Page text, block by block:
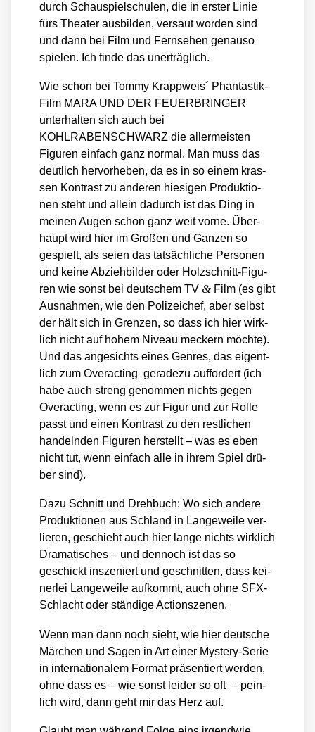
durch Schau­spiel­schu­len, die in ers­ter Linie
fürs Thea­ter aus­bil­den, ver­saut wor­den sind
und dann bei Film und Fern­se­hen genau­so
spie­len. Ich fin­de das uner­träg­lich.
Wie schon bei Tom­my Krapp­weis´ Phan­tas­tik-
Film MARA UND DER FEUERBRINGER
unter­hal­ten sich auch bei
KOHLRABENSCHWARZ die aller­meis­ten
Figu­ren ein­fach ganz nor­mal. Man muss das
deut­lich her­vor­he­ben, da es in so einem kras­
sen Kon­trast zu ande­ren hie­si­gen Pro­duk­tio­
nen steht und allein dadurch ist das Ding in
mei­nen Augen schon ganz weit vor­ne. Über­
haupt wird hier im Gro­ßen und Gan­zen so
gespielt, als sei­en das tat­säch­li­che Per­so­nen
und kei­ne Abzieh­bil­der oder Holz­schnitt-Figu­
ren wie sonst bei deut­schem TV& Film (es gibt
Aus­nah­men, wie den Poli­zei­chef, aber selbst
der hält sich in Gren­zen, so dass ich hier wirk­
lich nicht auf hohem Niveau meckern möch­te).
Und das ange­sichts eines Gen­res, das eigent­
lich zum Over­ac­ting gera­de­zu auf­for­dert (ich
habe auch streng genom­men nichts gegen
Over­ac­ting, wenn es zur Figur und zur Rol­le
passt und einen Kon­trast zu den rest­li­chen
han­deln­den Figu­ren her­stellt – was es eben
nicht tut, wenn ein­fach alle in ihrem Spiel drü­
ber sind).
Dazu Schnitt und Dreh­buch: Wo sich ande­re
Pro­duk­tio­nen aus Schland in Lan­ge­wei­le ver­
lie­ren, geschieht auch hier lan­ge nichts wirk­lich
Dra­ma­ti­sches – und den­noch ist das so
geschickt insze­niert und geschnit­ten, dass kei­
ner­lei Lan­ge­wei­le auf­kommt, auch ohne SFX-
Schlacht oder stän­di­ge Action­sze­nen.
Wenn man dann noch sieht, wie hier deut­sche
Mär­chen und Sagen in Art einer Mys­tery-Serie
in inter­na­tio­na­lem For­mat prä­sen­tiert wer­den,
ohne dass es – wie sonst lei­der so oft – pein­
lich wird, dann geht mir das Herz auf.